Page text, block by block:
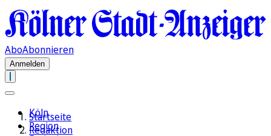
AboAbonnieren
Anmelden
Köln
Region
Startseite
Redaktion